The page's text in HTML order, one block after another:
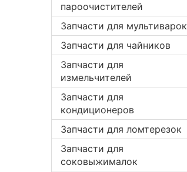
пароочистителей
Запчасти для мультиварок
Запчасти для чайников
Запчасти для
измельчителей
Запчасти для
кондиционеров
Запчасти для ломтерезок
Запчасти для
соковыжималок